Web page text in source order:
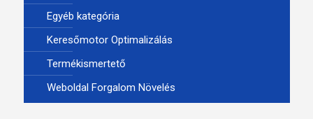
Egyéb kategória
Keresőmotor Optimalizálás
Termékismertető
Weboldal Forgalom Növelés